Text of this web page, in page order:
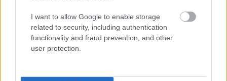
I want to allow Google to enable storage
related to security, including authentication
functionality and fraud prevention, and other
user protection.
Κήπος στο σπίτι και πάρκα στη γειτονιά μειώνουν τον
κίνδυνο διαβήτη τύπου 2 [μελέτη]